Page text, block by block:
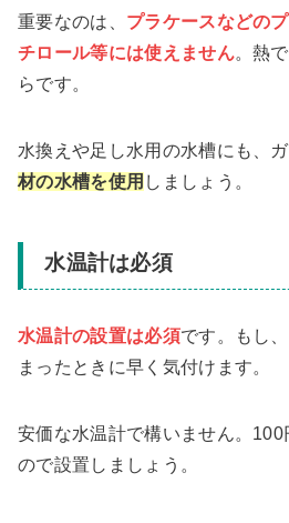
重要なのは、 プラケースなどの
チロール等には使えません。熱
らです。
水換えや足し水用の水槽にも、
材の水槽を使用 しましょう。
水温計は必須
水温計の設置は必須です。もし
まったときに早く気付けます。
安価な水温計で構いません。
ので設置しましょう。